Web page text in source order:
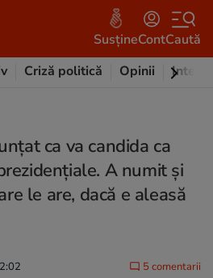
SusțineContCaută
Criză politică Opinii
ca va candida ca
A numit și
le are, dacă e aleasă
5 comentarii